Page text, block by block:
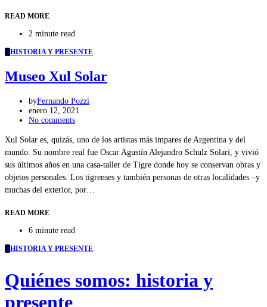
READ MORE
2 minute read
HHISTORIA Y PRESENTE
Museo Xul Solar
byFernando Pozzi
enero 12, 2021
No comments
Xul Solar es, quizás, uno de los artistas más impares de Argentina y del
mundo. Su nombre real fue Oscar Agustín Alejandro Schulz Solari, y vivió
sus últimos años en una casa-taller de Tigre donde hoy se conservan obras y
objetos personales. Los tigrenses y también personas de otras localidades –y
muchas del exterior, por…
READ MORE
6 minute read
HHISTORIA Y PRESENTE
Quiénes somos: historia y
presente